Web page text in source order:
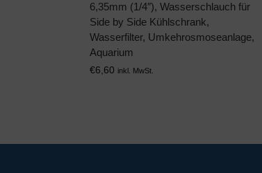
6,35mm (1/4″), Wasserschlauch für
Side by Side Kühlschrank,
Wasserfilter, Umkehrosmoseanlage,
Aquarium
€6,60 inkl. MwSt.